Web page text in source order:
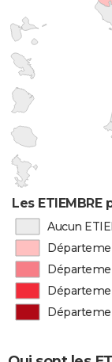
Les
Aucun